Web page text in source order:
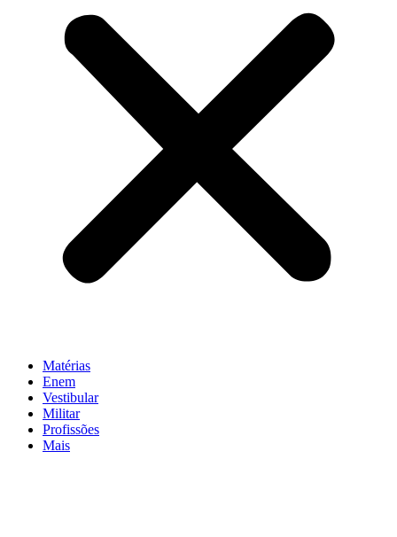
Matérias
Enem
Vestibular
Militar
Profissões
Mais